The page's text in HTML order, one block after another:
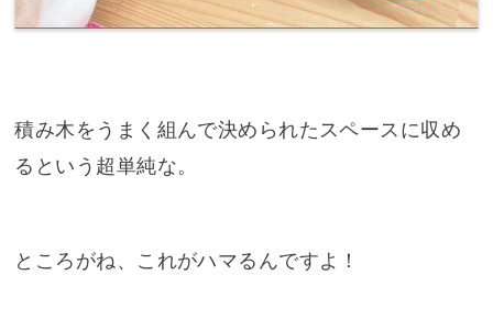
積み木をうまく組んで決められたスペースに収め
るという超単純な。
ところがね、これがハマるんですよ！